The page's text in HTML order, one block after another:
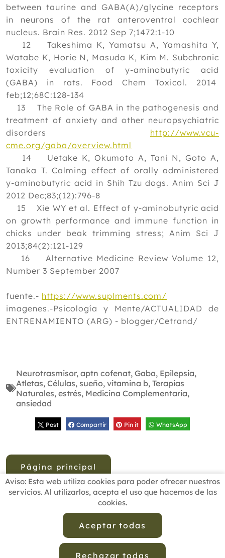
between taurine and GABA(A)/glycine receptors
in neurons of the rat anteroventral cochlear
nucleus. Brain Res. 2012 Sep 7;1472:1-10
12 Takeshima K, Yamatsu A, Yamashita Y,
Watabe K, Horie N, Masuda K, Kim M. Subchronic
toxicity evaluation of y-aminobutyric acid
(GABA) in rats. Food Chem Toxicol. 2014
feb;12;68C:128-134
13 The Role of GABA in the pathogenesis and
treatment of anxiety and other neuropsychiatric
disorders http://www.vcu-
cme.org/gaba/overview.html
14 Uetake K, Okumoto A, Tani N, Goto A,
Tanaka T. Calming effect of orally administered
y-aminobutyric acid in Shih Tzu dogs. Anim Sci J
2012 Dec;83;(12):796-8
15 Xie WY et al. Effect of y-aminobutyric acid
on growth performance and immune function in
chicks under beak trimming stress; Anim Sci J
2013;84(2):121-129
16 Alternative Medicine Review Volume 12,
Number 3 September 2007
fuente.- https://www.suplments.com/
imagenes.-Psicología y Mente/ACTUALIDAD de
ENTRENAMIENTO (ARG) - blogger/Cetrand/
Neurotrasmisor, aptn cofenat, Gaba, Epilepsia,
Atletas, Células, sueño, vitamina b, Terapias
Naturales, estrés, Medicina Complementaria,
ansiedad
Post Compartir Pin it WhatsApp
Página principal
Aviso: Esta web utiliza cookies para poder ofrecer nuestros
servicios. Al utilizarlos, acepta el uso que hacemos de las
cookies.
Aceptar todas
Rechazar todas
BUSCADOR PROFESIONALES
ESCUELAS RECOMENDADAS
CONTACTO